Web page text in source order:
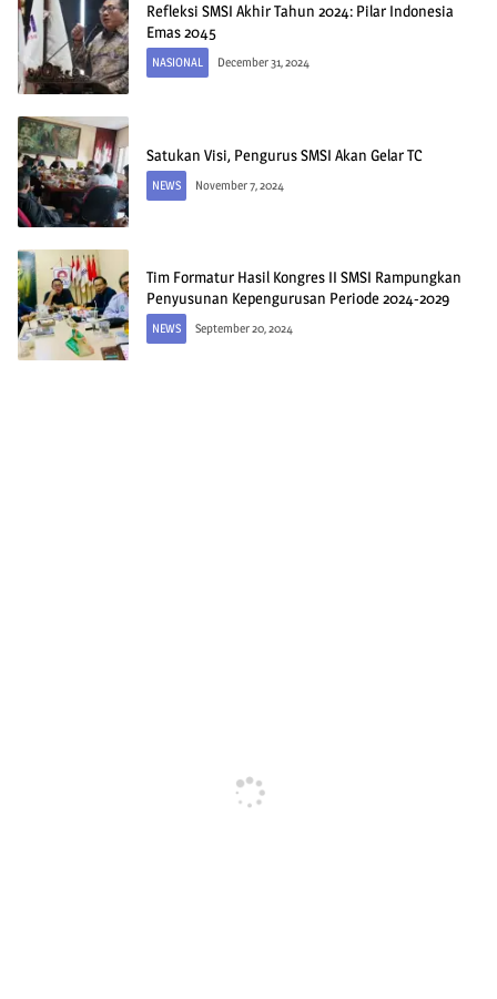
Refleksi SMSI Akhir Tahun 2024: Pilar Indonesia
Emas 2045
NASIONAL December 31, 2024
Satukan Visi, Pengurus SMSI Akan Gelar TC
NEWS November 7, 2024
Tim Formatur Hasil Kongres II SMSI Rampungkan
Penyusunan Kepengurusan Periode 2024-2029
NEWS September 20, 2024